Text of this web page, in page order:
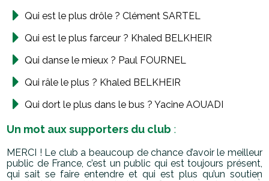
Qui est le plus drôle ? Clément SARTEL
Qui est le plus farceur ? Khaled BELKHEIR
Qui danse le mieux ? Paul FOURNEL
Qui râle le plus ? Khaled BELKHEIR
Qui dort le plus dans le bus ? Yacine AOUADI
Un mot aux supporters du club :
MERCI ! Le club a beaucoup de chance d’avoir le meilleur
public de France, c’est un public qui est toujours présent,
qui sait se faire entendre et qui est plus qu’un soutien